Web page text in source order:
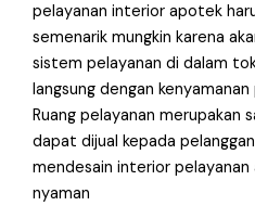
pelayanan interior apotek
semenarik mungkin karena
sistem pelayanan di dalam
langsung dengan
Ruang pelayanan merupakan
dapat dijual kepada
mendesain interior
nyaman